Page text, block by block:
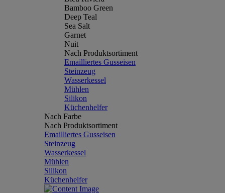
Bamboo Green
Deep Teal
Sea Salt
Garnet
Nuit
Nach Produktsortiment
Emailliertes Gusseisen
Steinzeug
Wasserkessel
Mühlen
Silikon
Küchenhelfer
Nach Farbe
Nach Produktsortiment
Emailliertes Gusseisen
Steinzeug
Wasserkessel
Mühlen
Silikon
Küchenhelfer